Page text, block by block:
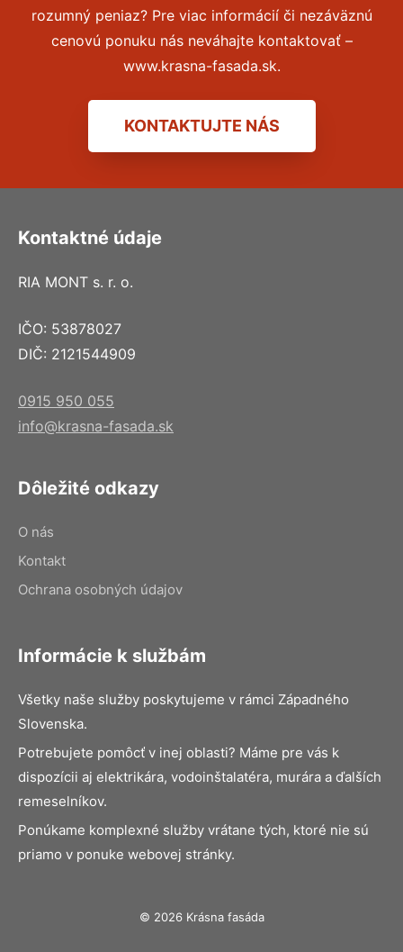
rozumný peniaz? Pre viac informácií či nezáväznú
cenovú ponuku nás neváhajte kontaktovať –
www.krasna-fasada.sk.
KONTAKTUJTE NÁS
Kontaktné údaje
RIA MONT s. r. o.
IČO: 53878027
DIČ: 2121544909
0915 950 055
info@krasna-fasada.sk
Dôležité odkazy
O nás
Kontakt
Ochrana osobných údajov
Informácie k službám
Všetky naše služby poskytujeme v rámci Západného
Slovenska.
Potrebujete pomôcť v inej oblasti? Máme pre vás k
dispozícii aj elektrikára, vodoinštalatéra, murára a ďalších
remeselníkov.
Ponúkame komplexné služby vrátane tých, ktoré nie sú
priamo v ponuke webovej stránky.
© 2026 Krásna fasáda